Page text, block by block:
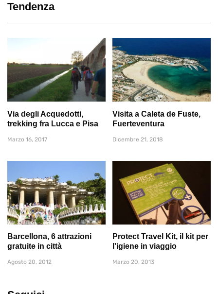
Tendenza
Via degli Acquedotti,
trekking fra Lucca e Pisa
Marzo 16, 2017
Visita a Caleta de Fuste,
Fuerteventura
Dicembre 21, 2018
Barcellona, 6 attrazioni
gratuite in città
Agosto 20, 2012
Protect Travel Kit, il kit per
l'igiene in viaggio
Marzo 20, 2013